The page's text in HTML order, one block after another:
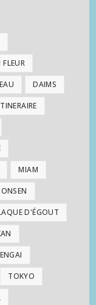
FLEUR
DAIMS
MIAM
ONSEN
D'ÉGOUT
TOKYO